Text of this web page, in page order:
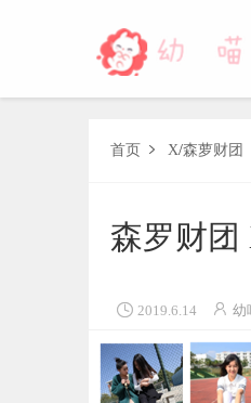
木花琳琳是勇者
首页  X/森萝财团
森罗财团
 2019.6.14  幼